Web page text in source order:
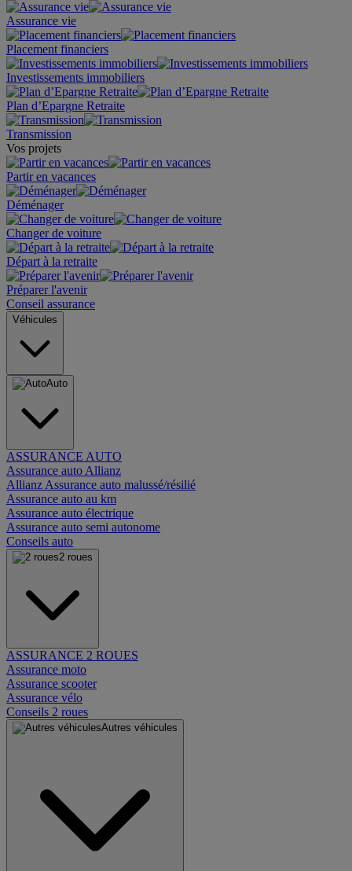
Assurance vie
Placement financiers
Investissements immobiliers
Plan d’Epargne Retraite
Transmission
Vos projets
Partir en vacances
Déménager
Changer de voiture
Départ à la retraite
Préparer l'avenir
Conseil assurance
Véhicules
Auto
ASSURANCE AUTO
Assurance auto Allianz
Allianz Assurance auto malussé/résilié
Assurance auto au km
Assurance auto électrique
Assurance auto semi autonome
Conseils auto
2 roues
ASSURANCE 2 ROUES
Assurance moto
Assurance scooter
Assurance vélo
Conseils 2 roues
Autres véhicules